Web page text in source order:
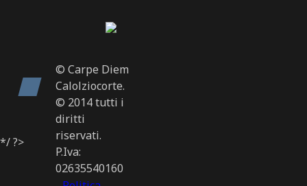
© Carpe Diem
Calolziocorte.
© 2014 tutti i
diritti
riservati.
P.Iva:
02635540160
*/ ?>